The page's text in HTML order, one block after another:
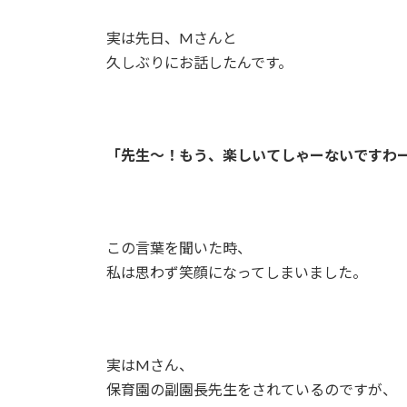
実は先日、Mさんと
久しぶりにお話したんです。
「先生～！もう、楽しいてしゃーないですわ
この言葉を聞いた時、
私は思わず笑顔になってしまいました。
実はMさん、
保育園の副園長先生をされているのですが、